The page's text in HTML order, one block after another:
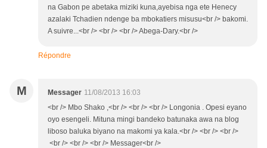
na Gabon pe abetaka miziki kuna,ayebisa nga ete Henecy
azalaki Tchadien ndenge ba mbokatiers misusu<br /> bakomi.
A suivre...<br /> <br /> <br /> Abega-Dary.<br />
Répondre
M Messager 11/08/2013 16:03
<br /> Mbo Shako ,<br /> <br /> <br /> Longonia . Opesi eyano
oyo esengeli. Mituna mingi bandeko batunaka awa na blog
liboso baluka biyano na makomi ya kala.<br /> <br /> <br />
<br /> <br /> <br /> Messager<br />